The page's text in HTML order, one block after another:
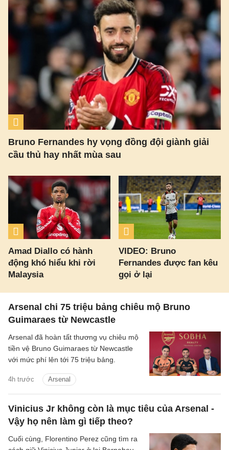
Bruno Fernandes hy vọng đồng đội giành giải
cầu thủ hay nhất mùa sau
Amad Diallo có hành
động khó hiểu khi rời
Malaysia
VIDEO: Bruno
Fernandes được fan kêu
gọi ở lại
Arsenal chi 75 triệu bảng chiêu mộ Bruno
Guimaraes từ Newcastle
4h trước Arsenal
Arsenal đã hoàn tất thương vụ chiêu mộ
tiền vệ Bruno Guimaraes từ Newcastle
với mức phí lên tới 75 triệu bảng.
Vinicius Jr không còn là mục tiêu của Arsenal -
Vậy họ nên làm gì tiếp theo?
Cuối cùng, Florentino Perez cũng tìm ra